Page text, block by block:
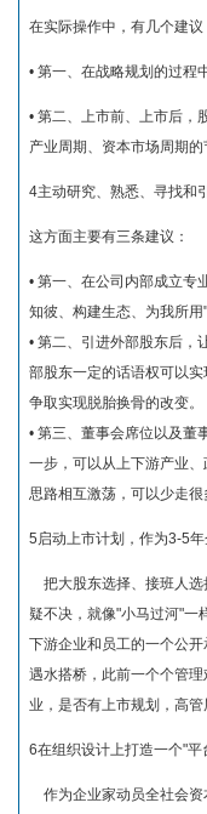
在实际操作中，有几个建议
• 第一、在战略规划的过程
• 第二、上市前、上市后，
产业周期、资本市场周期的
4主动研究、熟悉、寻找和
这方面主要有三条建议：
• 第一、在公司内部成立专
知彼、构建生态、为我所用"
• 第二、引进外部股东后，
部股东一定的话语权可以
争取实现脱胎换骨的改变。
• 第三、董事会席位以及董
一步，可以从上下游产业
思路相互激荡，可以少走很
5启动上市计划，作为3-5
把大股东选择、接班人选
疑不决，就像"小马过河"一
下游企业和员工的一个公
遇水搭桥，此前一个个管
业，是否有上市规划，高管
6在组织设计上打造一个"平
作为企业家动员全社会资